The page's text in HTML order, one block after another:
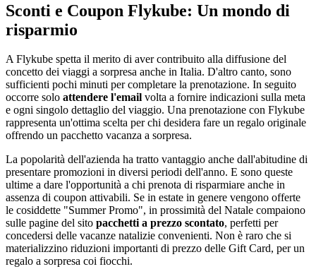
Sconti e Coupon Flykube: Un mondo di
risparmio
A Flykube spetta il merito di aver contribuito alla diffusione del
concetto dei viaggi a sorpresa anche in Italia. D'altro canto, sono
sufficienti pochi minuti per completare la prenotazione. In seguito
occorre solo attendere l'email volta a fornire indicazioni sulla meta
e ogni singolo dettaglio del viaggio. Una prenotazione con Flykube
rappresenta un'ottima scelta per chi desidera fare un regalo originale
offrendo un pacchetto vacanza a sorpresa.
La popolarità dell'azienda ha tratto vantaggio anche dall'abitudine di
presentare promozioni in diversi periodi dell'anno. E sono queste
ultime a dare l'opportunità a chi prenota di risparmiare anche in
assenza di coupon attivabili. Se in estate in genere vengono offerte
le cosiddette "Summer Promo", in prossimità del Natale compaiono
sulle pagine del sito pacchetti a prezzo scontato, perfetti per
concedersi delle vacanze natalizie convenienti. Non è raro che si
materializzino riduzioni importanti di prezzo delle Gift Card, per un
regalo a sorpresa coi fiocchi.